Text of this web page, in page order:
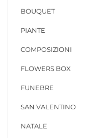
BOUQUET
PIANTE
COMPOSIZIONI
FLOWERS BOX
FUNEBRE
SAN VALENTINO
NATALE